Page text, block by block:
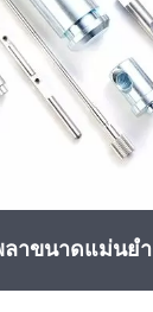
ลาขนาดแม่นยำ